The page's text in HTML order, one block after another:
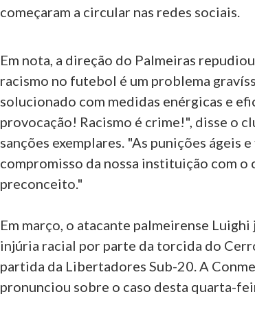
começaram a circular nas redes sociais.
Em nota, a direção do Palmeiras
racismo no futebol é um problema
solucionado com medidas enérgicas e
provocação! Racismo é crime!", disse o
sanções exemplares. "As punições ágeis
compromisso da nossa instituição com
preconceito."
Em março, o atacante palmeirense
injúria racial por parte da torcida do
partida da Libertadores Sub-20. A
pronunciou sobre o caso desta quarta-